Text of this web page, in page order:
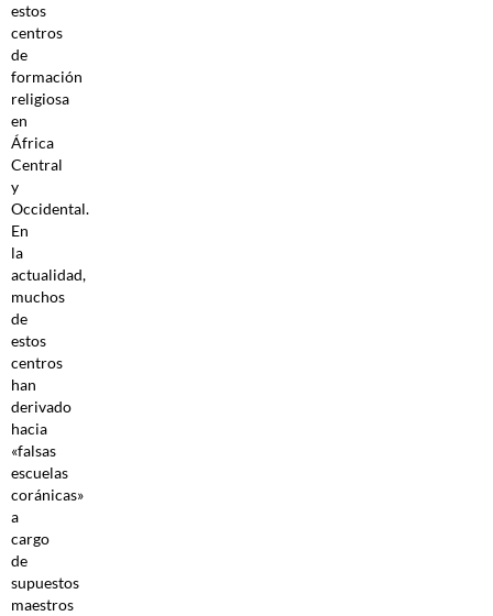
estos
centros
de
formación
religiosa
en
África
Central
y
Occidental.
En
la
actualidad,
muchos
de
estos
centros
han
derivado
hacia
«falsas
escuelas
coránicas»
a
cargo
de
supuestos
maestros